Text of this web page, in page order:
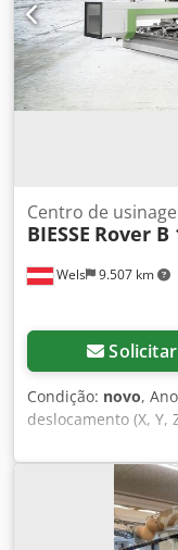
Wels 9.507 km
Centro de
BIESSE Rover B
Solicitar
Condição: novo,
deslocamento (X, Y,
fusos no cabeçote
fusos no cabeçote
ferramentas: 39
Número de
2022 Dedpfx Acjxf